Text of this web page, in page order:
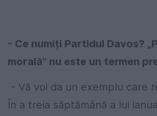
- Ce numiți Partidul Davos?
morală” nu este un termen
- Vă voi da un exemplu care
În a treia săptămână a lui